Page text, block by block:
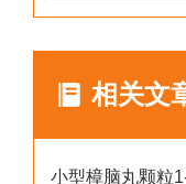
相关文